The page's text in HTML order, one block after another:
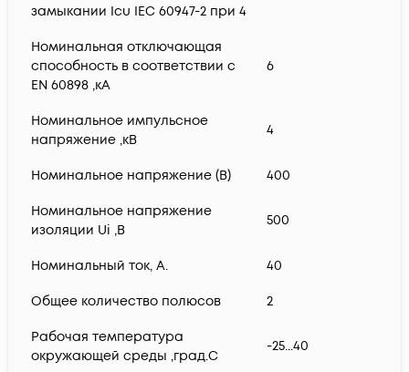
замыкании Icu IEC 60947-2 при 4
Номинальная отключающая
способность в соответствии с
EN 60898 ,кА
6
Номинальное импульсное
напряжение ,кВ
4
Номинальное напряжение (В) 400
Номинальное напряжение
изоляции Ui ,В
500
Номинальный ток, А. 40
Общее количество полюсов 2
Рабочая температура
окружающей среды ,град.C
-25...40